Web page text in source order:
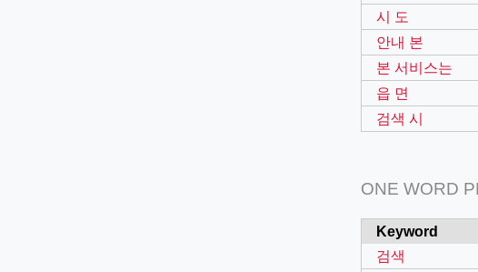
시 도
안내 본
본 서비스는
읍 면
검색 시
ONE WORD
Keyword
검색